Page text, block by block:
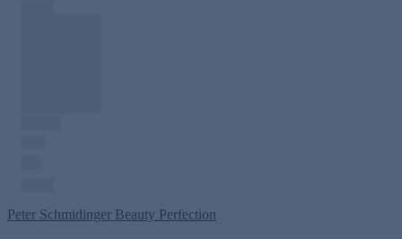
Peter Schmidinger Beauty Perfection